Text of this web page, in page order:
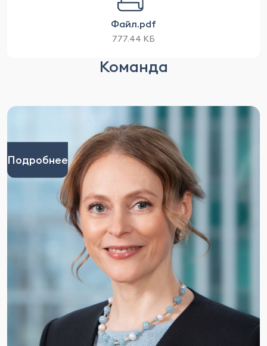
Файл.pdf
777.44 КБ
Команда
Подробнее